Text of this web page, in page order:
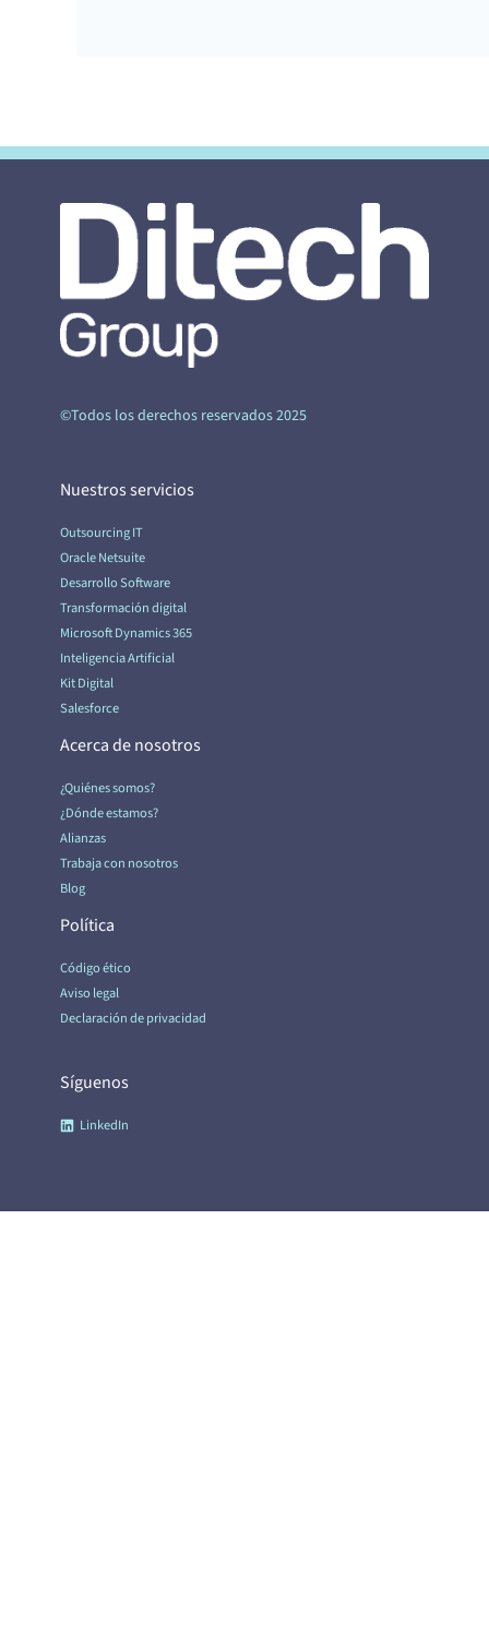
©Todos los derechos reservados 2025
Nuestros servicios
Outsourcing IT
Oracle Netsuite
Desarrollo Software
Transformación digital
Microsoft Dynamics 365
Inteligencia Artificial
Kit Digital
Salesforce
Acerca de nosotros
¿Quiénes somos?
¿Dónde estamos?
Alianzas
Trabaja con nosotros
Blog
Política
Código ético
Aviso legal
Declaración de privacidad
Síguenos
LinkedIn